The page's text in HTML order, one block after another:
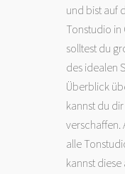
und bist auf
Tonstudio in
solltest du
des idealen
Überblick
kannst du
verschaffen.
alle
kannst